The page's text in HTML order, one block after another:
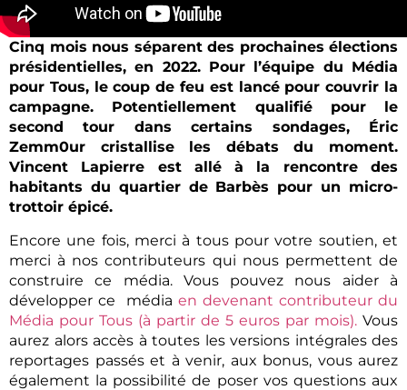
Cinq mois nous séparent des prochaines élections
présidentielles, en 2022. Pour l’équipe du Média
pour Tous, le coup de feu est lancé pour couvrir la
campagne. Potentiellement qualifié pour le
second tour dans certains sondages, Éric
Zemm0ur cristallise les débats du moment.
Vincent Lapierre est allé à la rencontre des
habitants du quartier de Barbès pour un micro-
trottoir épicé.
Encore une fois, merci à tous pour votre soutien, et
merci à nos contributeurs qui nous permettent de
construire ce média. Vous pouvez nous aider à
développer ce média en devenant contributeur du
Média pour Tous (à partir de 5 euros par mois). Vous
aurez alors accès à toutes les versions intégrales des
reportages passés et à venir, aux bonus, vous aurez
également la possibilité de poser vos questions aux